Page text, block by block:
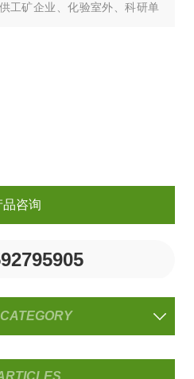
工矿企业、化验室外、科研单
品咨询